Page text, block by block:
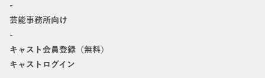
-
芸能事務所向け
-
キャスト会員登録（無料）
キャストログイン